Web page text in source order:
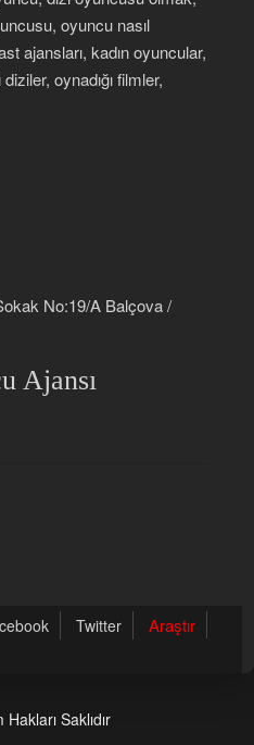
oyuncu nasıl
ajansları, kadın oyuncular,
oynadığı filmler,
No:19/A Balçova /
Ajansı
Twitter Araştır
Saklıdır